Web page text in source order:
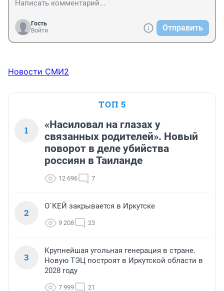
Гость
Войти
Отправить
Новости СМИ2
ТОП 5
1
«Насиловал на глазах у
связанных родителей». Новый
поворот в деле убийства
россиян в Таиланде
12 696 7
2
О`КЕЙ закрывается в Иркутске
9 208 23
3
Крупнейшая угольная генерация в стране.
Новую ТЭЦ построят в Иркутской области в
2028 году
7 999 21